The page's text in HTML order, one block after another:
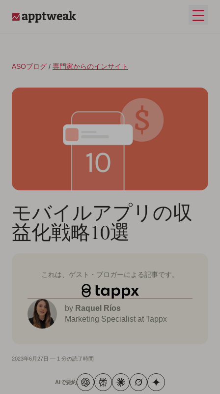
メイ
ASOブログ / 専門家からのインサイト
モバイルアプリの収
益化戦略10選
これは、ゲスト・ブロガーによる記事です。
by Raquel Ríos
Marketing Specialist at Tappx
2023年6月27日 — 1 分の読了時間
AIで要約